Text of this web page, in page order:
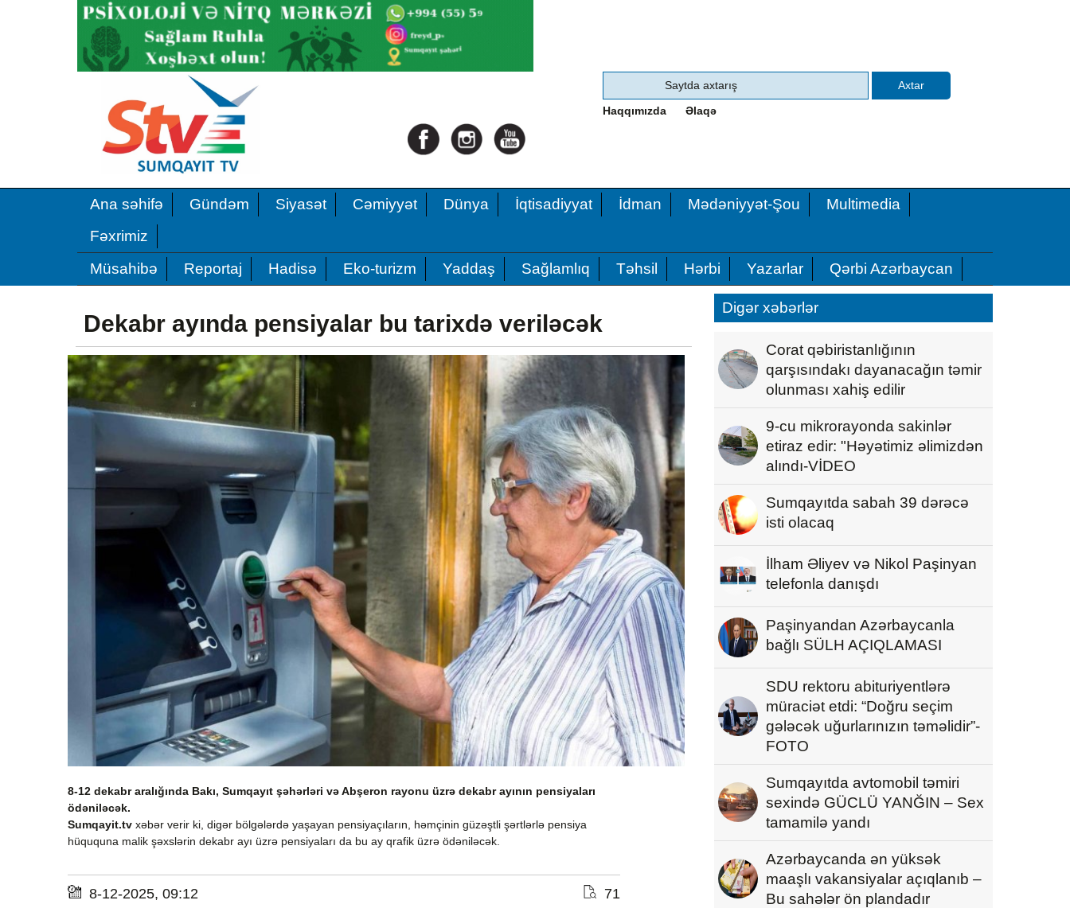
Haqqımızda Əlaqə
Ana səhifə Gündəm Siyasət Cəmiyyət Dünya İqtisadiyyat İdman Mədəniyyət-Şou
Multimedia
Fəxrimiz
Müsahibə
Reportaj Hadisə Eko-turizm Yaddaş Sağlamlıq Təhsil Hərbi Yazarlar Qərbi Azərbaycan
Dekabr ayında pensiyalar bu tarixdə veriləcək
8-12 dekabr aralığında Bakı, Sumqayıt şəhərləri və Abşeron rayonu üzrə dekabr ayının pensiyaları
ödəniləcək.
Sumqayit.tv xəbər verir ki, digər bölgələrdə yaşayan pensiyaçıların, həmçinin güzəştli şərtlərlə pensiya
hüququna malik şəxslərin dekabr ayı üzrə pensiyaları da bu ay qrafik üzrə ödəniləcək.
8-12-2025, 09:12 71
Digər xəbərlər
Corat qəbiristanlığının
qarşısındakı dayanacağın təmir
olunması xahiş edilir
9-cu mikrorayonda sakinlər
etiraz edir: "Həyətimiz əlimizdən
alındı-VİDEO
Sumqayıtda sabah 39 dərəcə
isti olacaq
İlham Əliyev və Nikol Paşinyan
telefonla danışdı
Paşinyandan Azərbaycanla
bağlı SÜLH AÇIQLAMASI
SDU rektoru abituriyentlərə
müraciət etdi: “Doğru seçim
gələcək uğurlarınızın təməlidir”-
FOTO
Sumqayıtda avtomobil təmiri
sexində GÜCLÜ YANĞIN – Sex
tamamilə yandı
Azərbaycanda ən yüksək
maaşlı vakansiyalar açıqlanıb –
Bu sahələr ön plandadır